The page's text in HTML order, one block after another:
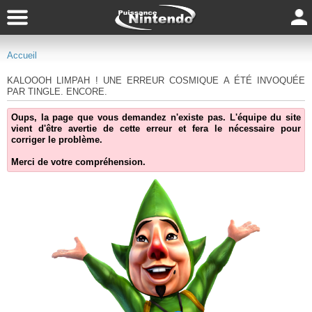
Accueil
KALOOOH LIMPAH ! UNE ERREUR COSMIQUE A ÉTÉ INVOQUÉE
PAR TINGLE. ENCORE.
Oups, la page que vous demandez n'existe pas. L'équipe du site
vient d'être avertie de cette erreur et fera le nécessaire pour
corriger le problème.
Merci de votre compréhension.